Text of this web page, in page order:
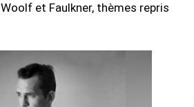
et Faulkner, thèmes repris